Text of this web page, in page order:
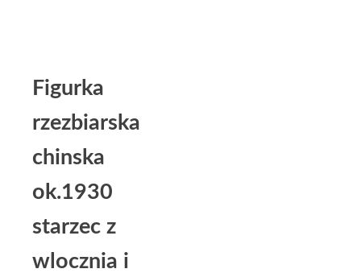
Figurka
rzezbiarska
chinska
ok.1930
starzec z
wlocznia i